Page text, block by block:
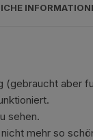
(gebraucht aber
sehen.
mehr so